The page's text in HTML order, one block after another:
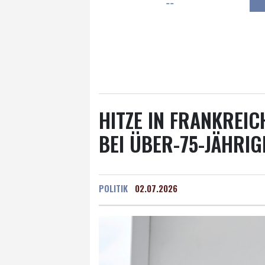
Frankfurt am Main
--
HITZE IN
BEI ÜBER-75-
POLITIK 02.07.2026